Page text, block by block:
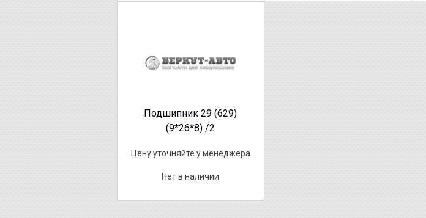
Подшипник 29 (629)
(9*26*8) /2
Цену уточняйте у менеджера
Нет в наличии